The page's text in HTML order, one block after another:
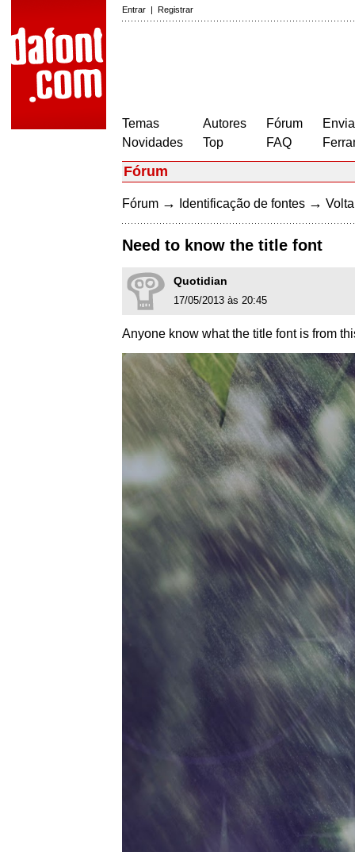
Entrar | Registrar
Temas
Novidades
Autores
Top
Fórum
FAQ
Fórum
Fórum → Identificação de fontes →
Need to know the title font
Quotidian
17/05/2013 às 20:45
Anyone know what the title font is from